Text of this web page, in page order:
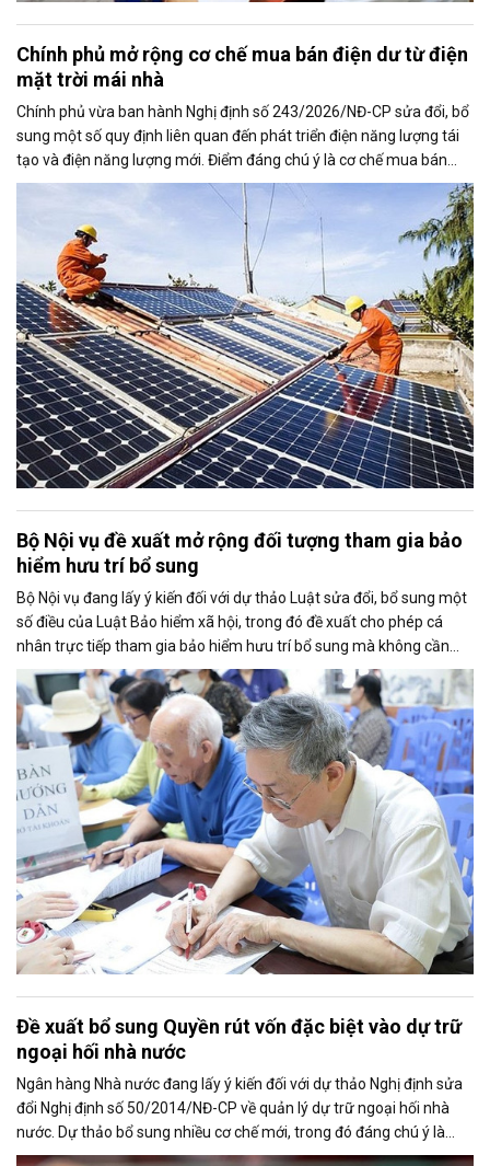
Chính phủ mở rộng cơ chế mua bán điện dư từ điện
mặt trời mái nhà
Chính phủ vừa ban hành Nghị định số 243/2026/NĐ-CP sửa đổi, bổ
sung một số quy định liên quan đến phát triển điện năng lượng tái
tạo và điện năng lượng mới. Điểm đáng chú ý là cơ chế mua bán
điện dư từ các hệ thống điện mặt trời mái nhà được mở rộng, trong
đó nâng tỷ lệ sản lượng điện dư được phép giao dịch từ 20% lên tối
đa 50%, tạo thêm động lực cho người dân và doanh nghiệp đầu tư
vào nguồn điện sạch.
Bộ Nội vụ đề xuất mở rộng đối tượng tham gia bảo
hiểm hưu trí bổ sung
Bộ Nội vụ đang lấy ý kiến đối với dự thảo Luật sửa đổi, bổ sung một
số điều của Luật Bảo hiểm xã hội, trong đó đề xuất cho phép cá
nhân trực tiếp tham gia bảo hiểm hưu trí bổ sung mà không cần
thông qua người sử dụng lao động. Dự thảo cũng điều chỉnh cách
tính thời gian đóng bảo hiểm xã hội nhằm bảo đảm quyền lợi cho
người tham gia.
Đề xuất bổ sung Quyền rút vốn đặc biệt vào dự trữ
ngoại hối nhà nước
Ngân hàng Nhà nước đang lấy ý kiến đối với dự thảo Nghị định sửa
đổi Nghị định số 50/2014/NĐ-CP về quản lý dự trữ ngoại hối nhà
nước. Dự thảo bổ sung nhiều cơ chế mới, trong đó đáng chú ý là
việc đưa Quyền rút vốn đặc biệt (SDR) của Quỹ Tiền tệ Quốc tế